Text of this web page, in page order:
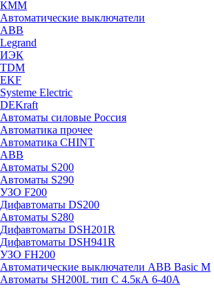
КММ
Автоматические выключатели
ABB
Legrand
ИЭК
TDM
EKF
Systeme Electric
DEKraft
Автоматы силовые Россия
Автоматика прочее
Автоматика CHINT
ABB
Автоматы S200
Автоматы S290
УЗО F200
Дифавтоматы DS200
Автоматы S280
Дифавтоматы DSH201R
Дифавтоматы DSH941R
УЗО FH200
Автоматические выключатели ABB Basic M
Автоматы SH200L тип С 4.5кА 6-40А